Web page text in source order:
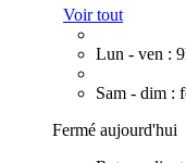
Voir tout
Lun - ven :
Sam - dim :
Fermé aujourd'hui